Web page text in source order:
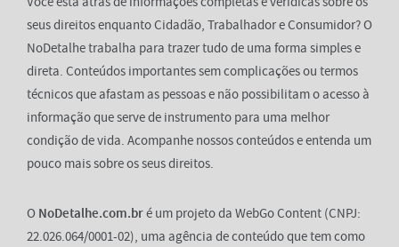
seus direitos enquanto Cidadão, Trabalhador e Consumidor? O
NoDetalhe trabalha para trazer tudo de uma forma simples e
direta. Conteúdos importantes sem complicações ou termos
técnicos que afastam as pessoas e não possibilitam o acesso à
informação que serve de instrumento para uma melhor
condição de vida. Acompanhe nossos conteúdos e entenda um
pouco mais sobre os seus direitos.
O NoDetalhe.com.bré um projeto da WebGo Content (CNPJ:
22.026.064/0001-02), uma agência de conteúdo que tem como